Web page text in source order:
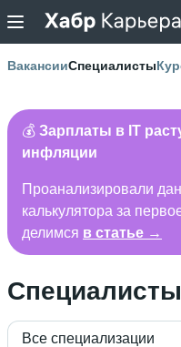
ВакансииСпециалисты
💰 Зарплаты в IT
инфляции
Проанализировали
калькулятора за
делимся в статье →
Специалисты
Все специализации